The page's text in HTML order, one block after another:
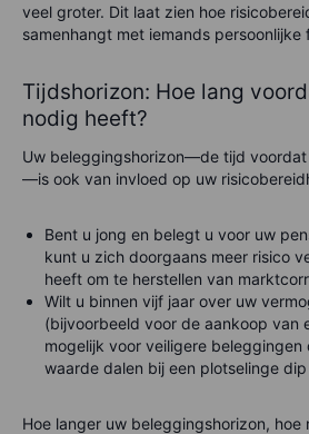
veel groter. Dit laat zien hoe
samenhangt met iemands persoonlijke
Tijdshorizon: Hoe lang
nodig heeft?
Uw beleggingshorizon—de tijd
—is ook van invloed op uw
Bent u jong en belegt u voor uw
kunt u zich doorgaans meer risico
heeft om te herstellen van
Wilt u binnen vijf jaar over uw
(bijvoorbeeld voor de aankoop van
mogelijk voor veiligere beleggingen
waarde dalen bij een plotselinge
Hoe langer uw beleggingshorizon, hoe